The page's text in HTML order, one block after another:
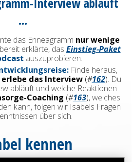
...
das Enneagramm nur wenige
erklärte, das Einstieg-Paket
auszuprobieren.
Finde heraus,
erlebe das Interview (#162). Du
abläuft und welche Reaktionen
Coaching (#163), welches
kann, folgen wir Isabels Fragen
über sich.
kennen